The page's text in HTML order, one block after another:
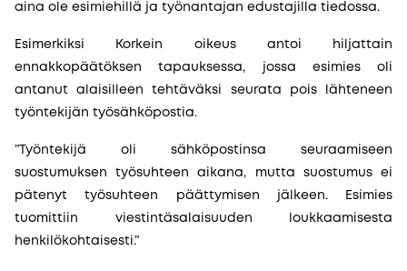
aina ole esimiehillä ja työnantajan edustajilla tiedossa.
Esimerkiksi Korkein oikeus antoi hiljattain
ennakkopäätöksen tapauksessa, jossa esimies oli
antanut alaisilleen tehtäväksi seurata pois lähteneen
työntekijän työsähköpostia.
”Työntekijä oli sähköpostinsa seuraamiseen
suostumuksen työsuhteen aikana, mutta suostumus ei
pätenyt työsuhteen päättymisen jälkeen. Esimies
tuomittiin viestintäsalaisuuden loukkaamisesta
henkilökohtaisesti.”